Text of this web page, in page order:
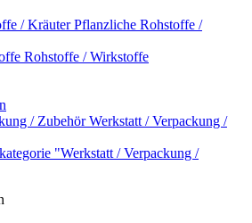
/ KräuterPflanzliche Rohstoffe /
Rohstoffe / Wirkstoffe
/ ZubehörWerkstatt / Verpackung /
"Werkstatt / Verpackung /